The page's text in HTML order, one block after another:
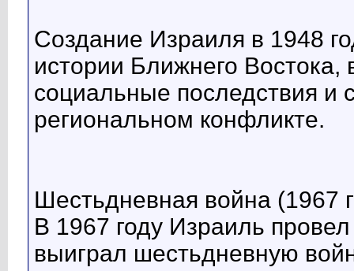
Создание Израиля в 1948
истории Ближнего
социальные последствия
региональном конфликте.
Шестьдневная война (1967
В 1967 году Израиль
выиграл шестьдневную